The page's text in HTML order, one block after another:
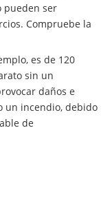
pueden ser
Compruebe la
es de 120
sin un
daños e
un incendio, debido
de